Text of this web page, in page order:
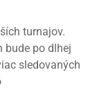
turnajov.
bude po dlhej
sledovaných